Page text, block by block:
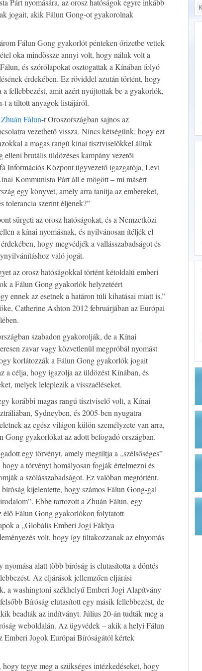
Párt nyomására, az orosz hatóságok egyre inkább
jogait, akik Fálun Gong-ot gyakorolnak
Fálun Gong gyakorlót pénteken őrizetbe vettek
oka mindössze annyi volt, hogy náluk volt a
és szórólapokat osztogattak a Kínában folyó
érdekében. Ez röviddel azután történt, hogy
fellebbezést, amit azért nyújtottak be a gyakorlók,
t a tiltott anyagok listájáról.
Zhuán Fálun-t Oroszországban sajnos az
vezethető vissza. Nincs kétségünk, hogy ezt
a magas rangú kínai tisztviselőkkel álltak
brutális üldözéses kampány vezetői
Információs Központ ügyvezető igazgatója, Levi
Kommunista Párt áll e mögött – mi másért
egy könyvet, amely arra tanítja az embereket,
tolerancia szerint éljenek?”
sürgeti az orosz hatóságokat, és a Nemzetközi
a kínai nyomásnak, és nyilvánosan ítéljék el
hogy megvédjék a vallásszabadságot és
való jogát.
az orosz hatóságokkal történt kétoldalú emberi
a Fálun Gong gyakorlók helyzetéért
ennek az esetnek a határon túli kihatásai miatt is.”
Catherine Ashton 2012 februárjában az Európai
szabadon gyakorolják, de a Kínai
zavar vagy közvetlenül megpróbál nyomást
korlátozzák a Fálun Gong gyakorlók jogait
célja, hogy igazolja az üldözést Kínában, és
melyek leleplezik a visszaéléseket.
korábbi magas rangú tisztviselő volt, a Kínai
Sydneyben, és 2005-ben nyugatra
az egész világon külön személyzete van arra,
Gong gyakorlókat az adott befogadó országban.
egy törvényt, amely megtiltja a „szélsőséges”
a törvényt homályosan fogják értelmezni és
a szólásszabadságot. Ez valóban megtörtént.
kijelentette, hogy számos Fálun Gong-gal
Ebbe tartozott a Zhuán Fálun, egy
élő Fálun Gong gyakorlókon folytatott
a „Globális Emberi Jogi Fáklya
volt, hogy így tiltakozzanak az elnyomás
alatt több bíróság is elutasította a döntés
Az eljárások jellemzően eljárási
a washingtoni székhelyű Emberi Jogi Alapítvány
Bíróság elutasított egy másik fellebbezést, de
beadták az indítványt. Július 20-án tudták meg a
weboldalán. Az ügyvédek – akik a helyi Fálun
Emberi Jogok Európai Bíróságától kértek
tegye meg a szükséges intézkedéseket, hogy